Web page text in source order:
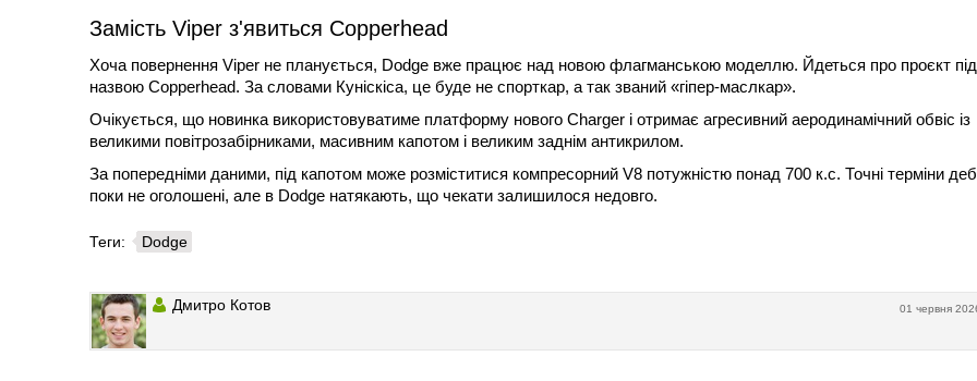
Замість Viper з'явиться Copperhead
Хоча повернення Viper не планується, Dodge вже працює над новою флагманською моделлю. Йдеться про проєкт під
назвою Copperhead. За словами Куніскіса, це буде не спорткар, а так званий «гіпер-маслкар».
Очікується, що новинка використовуватиме платформу нового Charger і отримає агресивний аеродинамічний обвіс із
великими повітрозабірниками, масивним капотом і великим заднім антикрилом.
За попередніми даними, під капотом може розміститися компресорний V8 потужністю понад 700 к.с. Точні терміни
поки не оголошені, але в Dodge натякають, що чекати залишилося недовго.
Теги: Dodge
01 червня
Дмитро Котов